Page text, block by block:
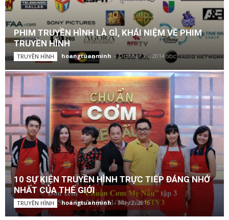
PHIM TRUYỀN HÌNH LÀ GÌ, KHÁI NIỆM VỀ PHIM
TRUYỀN HÌNH
TRUYỀN HÌNH hoangtuanminh - October 28, 2014
10 SỰ KIỆN TRUYỀN HÌNH TRỰC TIẾP ĐÁNG NHỚ
NHẤT CỦA THẾ GIỚI
TRUYỀN HÌNH hoangtuanminh - May 2, 2015